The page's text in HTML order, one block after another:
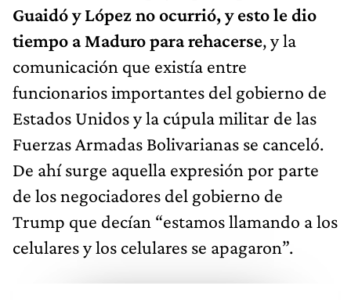
Guaidó y López no ocurrió, y esto le dio
tiempo a Maduro para rehacerse, y la
comunicación que existía entre
funcionarios importantes del gobierno de
Estados Unidos y la cúpula militar de las
Fuerzas Armadas Bolivarianas se canceló.
De ahí surge aquella expresión por parte
de los negociadores del gobierno de
Trump que decían “estamos llamando a los
celulares y los celulares se apagaron”.